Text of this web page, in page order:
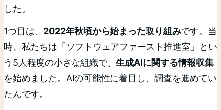
した。
1つ目は、 2022年秋頃から始まった取り組みです。当
時、私たちは「ソフトウェアファースト推進室」とい
う5人程度の小さな組織で、 生成AIに関する情報収集
を始めました。AIの可能性に着目し、調査を進めてい
たんです。